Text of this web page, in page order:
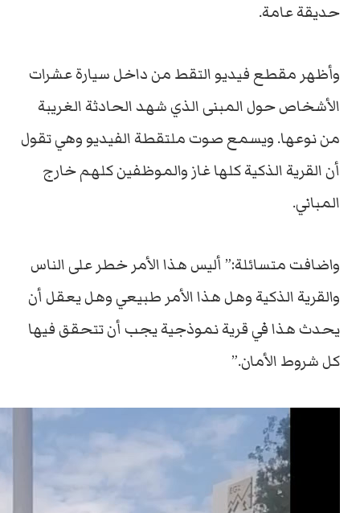
حديقة عامة.
وأظهر مقطع فيديو التقط من داخل سيارة عشرات
الأشخاص حول المبنى الذي شهد الحادثة الغريبة
من نوعها. ويسمع صوت ملتقطة الفيديو وهي تقول
أن القرية الذكية كلها غاز والموظفين كلهم خارج
المباني.
واضافت متسائلة:” أليس هذا الأمر خطر على الناس
والقرية الذكية وهل هذا الأمر طبيعي وهل يعقل أن
يحدث هذا في قرية نموذجية يجب أن تتحقق فيها
كل شروط الأمان.”